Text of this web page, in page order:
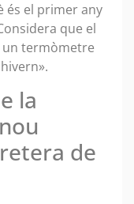
és el primer any
que el
un termòmetre
la
de